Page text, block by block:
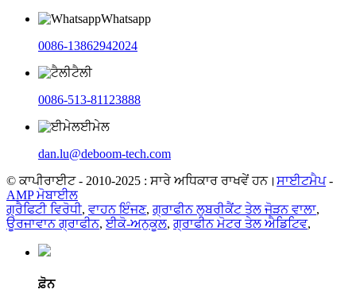
Whatsapp
0086-13862942024
ਟੈਲੀ
0086-513-81123888
ਈਮੇਲ
dan.lu@deboom-tech.com
© ਕਾਪੀਰਾਈਟ - 2010-2025 : ਸਾਰੇ ਅਧਿਕਾਰ ਰਾਖਵੇਂ ਹਨ। ਸਾਈਟਮੈਪ-
AMP ਮੋਬਾਈਲ
ਗ੍ਰੈਫਿਟੀ ਵਿਰੋਧੀ, ਵਾਹਨ ਇੰਜਣ, ਗ੍ਰਾਫੀਨ ਲੁਬਰੀਕੈਂਟ ਤੇਲ ਜੋੜਨ ਵਾਲਾ,
ਊਰਜਾਵਾਨ ਗ੍ਰਾਫੀਨ,ਈਕੋ-ਅਨੁਕੂਲ, ਗ੍ਰਾਫੀਨ ਮੋਟਰ ਤੇਲ ਐਡਿਟਿਵ,
ਫ਼ੋਨ